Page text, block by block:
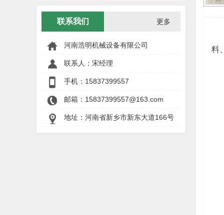
料
联系我们 更多
河南浩明机械设备有限公司
联系人：宋经理
手机： 15837399557
邮箱：15837399557@163.com
地址：河南省新乡市新东大道166号